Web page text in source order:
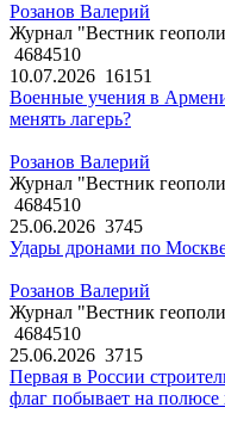
Розанов Валерий
Журнал "Вестник
4684510
10.07.2026 16151
Военные учения в
менять лагерь?
Розанов Валерий
Журнал "Вестник
4684510
25.06.2026 3745
Удары дронами по
Розанов Валерий
Журнал "Вестник
4684510
25.06.2026 3715
Первая в России
флаг побывает на полюсе